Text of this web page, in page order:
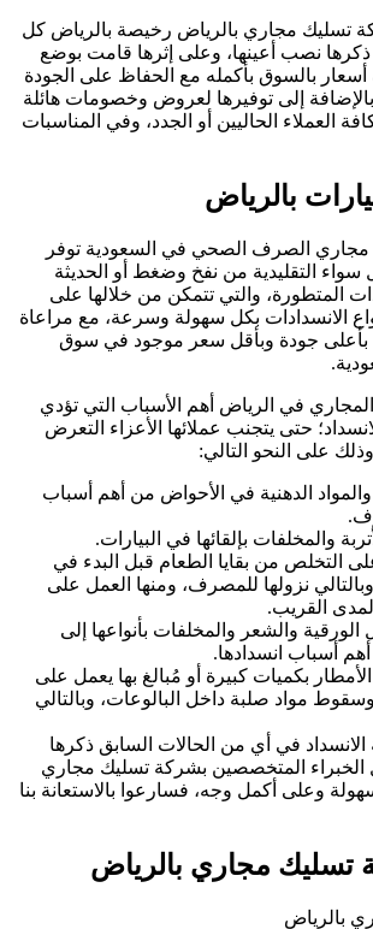
تسليك مجاري بالرياض رخيصة بالرياض كل
نصب أعينها، وعلى إثرها قامت بوضع
بالسوق بأكمله مع الحفاظ على الجودة
إلى توفيرها لعروض وخصومات هائلة
العملاء الحاليين أو الجدد، وفي المناسبات
بالرياض
الصرف الصحي في السعودية توفر
التقليدية من نفخ وضغط أو الحديثة
المتطورة، والتي تتمكن من خلالها على
الانسدادات بكل سهولة وسرعة، مع مراعاة
جودة وبأقل سعر موجود في سوق
في الرياض أهم الأسباب التي تؤدي
حتى يتجنب عملائها الأعزاء التعرض
على النحو التالي:
الدهنية في الأحواض من أهم أسباب
والمخلفات بإلقائها في البيارات.
التخلص من بقايا الطعام قبل البدء في
نزولها للمصرف، ومنها العمل على
القريب.
والشعر والمخلفات بأنواعها إلى
أهم أسباب انسدادها.
بكميات كبيرة أو مُبالغ بها يعمل على
وسقوط مواد صلبة داخل البالوعات، وبالتالي
في أي من الحالات السابق ذكرها
المتخصصين بشركة تسليك مجاري
وعلى أكمل وجه، فسارعوا بالاستعانة بنا
تسليك مجاري بالرياض